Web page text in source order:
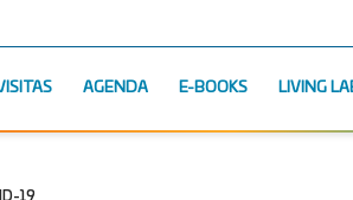
AGENDA E-BOOKS LIVING
19